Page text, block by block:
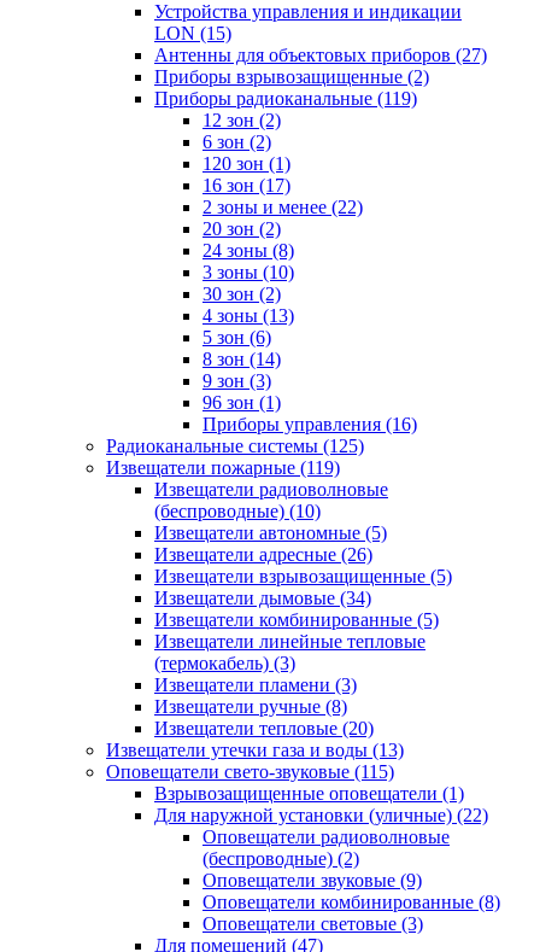
Устройства управления и индикации
LON (15)
Антенны для объектовых приборов (27)
Приборы взрывозащищенные (2)
Приборы радиоканальные (119)
12 зон (2)
6 зон (2)
120 зон (1)
16 зон (17)
2 зоны и менее (22)
20 зон (2)
24 зоны (8)
3 зоны (10)
30 зон (2)
4 зоны (13)
5 зон (6)
8 зон (14)
9 зон (3)
96 зон (1)
Приборы управления (16)
Радиоканальные системы (125)
Извещатели пожарные (119)
Извещатели радиоволновые
(беспроводные) (10)
Извещатели автономные (5)
Извещатели адресные (26)
Извещатели взрывозащищенные (5)
Извещатели дымовые (34)
Извещатели комбинированные (5)
Извещатели линейные тепловые
(термокабель) (3)
Извещатели пламени (3)
Извещатели ручные (8)
Извещатели тепловые (20)
Извещатели утечки газа и воды (13)
Оповещатели свето-звуковые (115)
Взрывозащищенные оповещатели (1)
Для наружной установки (уличные) (22)
Оповещатели радиоволновые
(беспроводные) (2)
Оповещатели звуковые (9)
Оповещатели комбинированные (8)
Оповещатели световые (3)
Для помещений (47)